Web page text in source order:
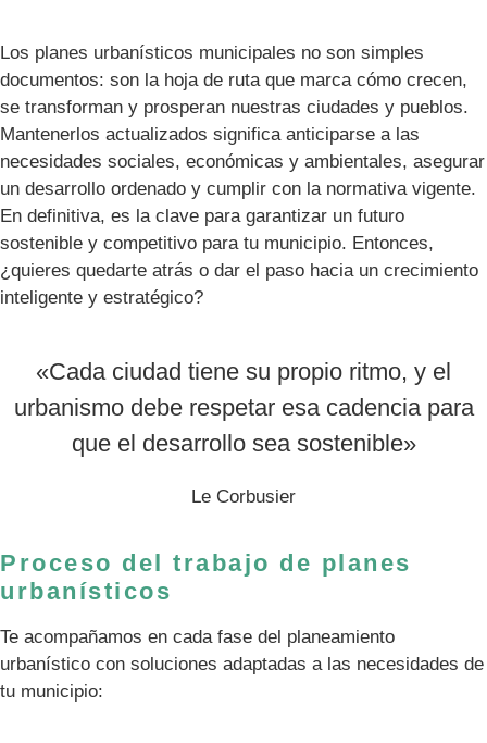
Los planes urbanísticos municipales no son simples
documentos: son la hoja de ruta que marca cómo crecen,
se transforman y prosperan nuestras ciudades y pueblos.
Mantenerlos actualizados significa anticiparse a las
necesidades sociales, económicas y ambientales, asegurar
un desarrollo ordenado y cumplir con la normativa vigente.
En definitiva, es la clave para garantizar un futuro
sostenible y competitivo para tu municipio. Entonces,
¿quieres quedarte atrás o dar el paso hacia un crecimiento
inteligente y estratégico?
«Cada ciudad tiene su propio ritmo, y el
urbanismo debe respetar esa cadencia para
que el desarrollo sea sostenible»
Le Corbusier
Proceso del trabajo de planes
urbanísticos
Te acompañamos en cada fase del planeamiento
urbanístico con soluciones adaptadas a las necesidades de
tu municipio: